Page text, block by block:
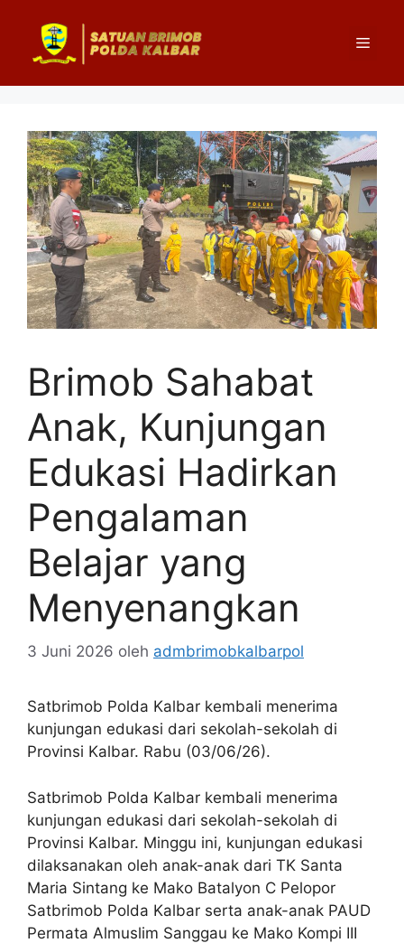
Menu
Brimob Sahabat
Anak, Kunjungan
Edukasi Hadirkan
Pengalaman
Belajar yang
Menyenangkan
3 Juni 2026 oleh admbrimobkalbarpol
Satbrimob Polda Kalbar kembali menerima
kunjungan edukasi dari sekolah-sekolah di
Provinsi Kalbar. Rabu (03/06/26).
Satbrimob Polda Kalbar kembali menerima
kunjungan edukasi dari sekolah-sekolah di
Provinsi Kalbar. Minggu ini, kunjungan edukasi
dilaksanakan oleh anak-anak dari TK Santa
Maria Sintang ke Mako Batalyon C Pelopor
Satbrimob Polda Kalbar serta anak-anak PAUD
Permata Almuslim Sanggau ke Mako Kompi III